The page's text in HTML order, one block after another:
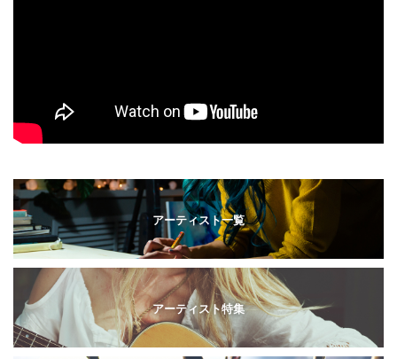
アーティスト一覧
アーティスト特集